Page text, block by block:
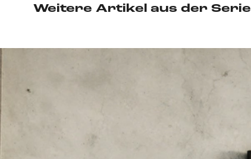
Weitere Artikel aus der Serie